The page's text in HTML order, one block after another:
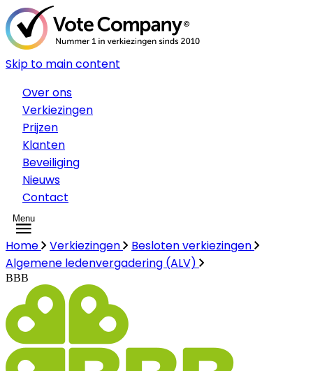
Skip to main content
Over ons
Verkiezingen
Prijzen
Klanten
Beveiliging
Nieuws
Contact
Menu
Home Verkiezingen
Besloten verkiezingen
Algemene ledenvergadering (ALV)
BBB